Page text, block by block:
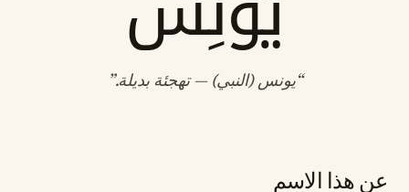
“يونس (النبي) — تهجئة بديلة.”
عن هذا الاسم